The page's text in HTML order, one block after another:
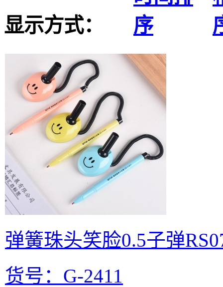
显示方式：
弹簧珠头笑脸0.5子弹
货号：G-2411